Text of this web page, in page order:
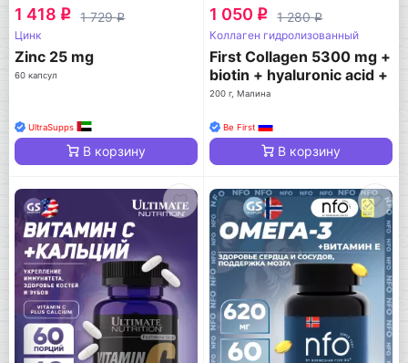
1 418 q 1 729q
Цинк
Zinc 25 mg
60 капсул
UltraSupps
В корзину
1 050 q 1 280q
Коллаген гидролизованный
First Collagen 5300 mg +
biotin + hyaluronic acid +
vitamin C
200 г, Малина
Be First
В корзину